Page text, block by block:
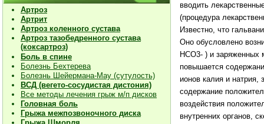
Артроз
Артрит
Артроз коленного сустава
Артроз тазобедренного сустава
(коксартроз)
Боль в спине
Болезнь Бехтерева
Болезнь Шейермана-Мау (сутулость)
ВСД (вегето-сосудистая дистония)
Все методы лечения грыж м/п дисков
Головная боль
Грыжа межпозвоночного диска
вводить
(процедура
Известно, что
Оно обусловлено
HCO3- ) и
повышается
ионов калия и
содержание
воздействия
внутренних органов,